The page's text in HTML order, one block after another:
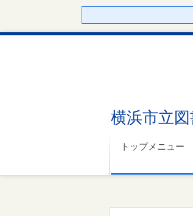
横浜市立
トップメニュー